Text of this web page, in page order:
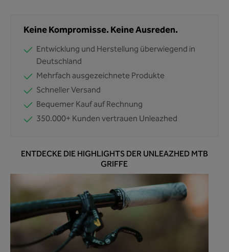
Keine Kompromisse. Keine Ausreden.
Entwicklung und Herstellung überwiegend in
Deutschland
Mehrfach ausgezeichnete Produkte
Schneller Versand
Bequemer Kauf auf Rechnung
350.000+ Kunden vertrauen Unleazhed
ENTDECKE DIE HIGHLIGHTS DER UNLEAZHED MTB
GRIFFE